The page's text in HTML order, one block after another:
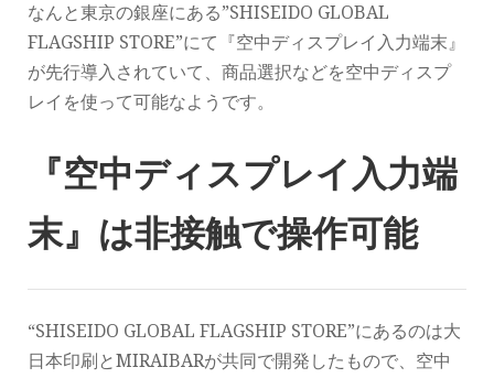
なんと東京の銀座にある”SHISEIDO GLOBAL
FLAGSHIP STORE”にて『空中ディスプレイ入力端末』
が先行導入されていて、商品選択などを空中ディスプ
レイを使って可能なようです。
『空中ディスプレイ入力端
末』は非接触で操作可能
“SHISEIDO GLOBAL FLAGSHIP STORE”にあるのは大
日本印刷とMIRAIBARが共同で開発したもので、空中